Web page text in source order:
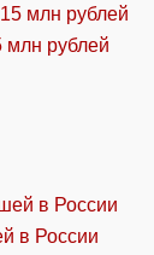
млн рублей
в России